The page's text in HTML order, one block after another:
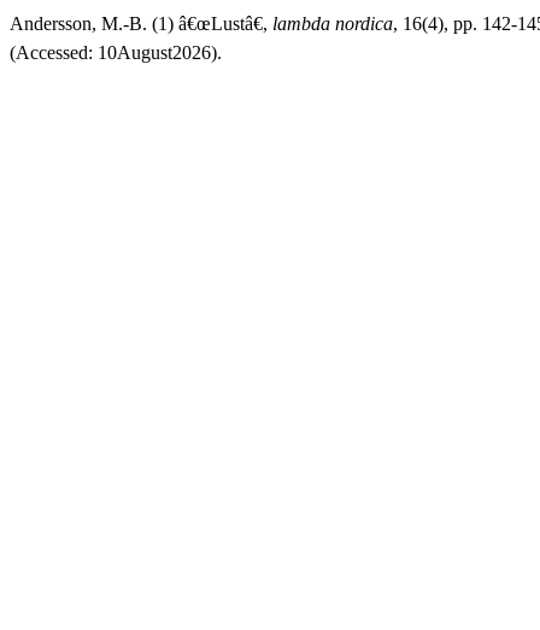
Andersson, M.-B. (1) â€œLustâ€, lambda nordica, 16(4), pp. 142-
(Accessed: 10August2026).